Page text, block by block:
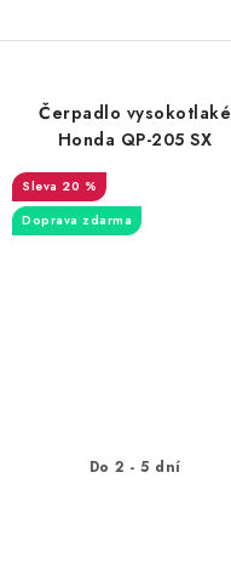
Čerpadlo vysokotlaké
Honda QP-205 SX
20 %
Doprava zdarma
Do 2 - 5 dní